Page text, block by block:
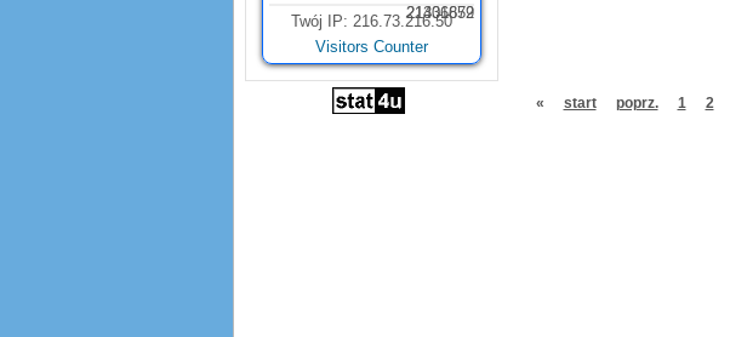
21331879
21406652
Twój IP: 216.73.216.50
Visitors Counter
« start poprz. 1 2